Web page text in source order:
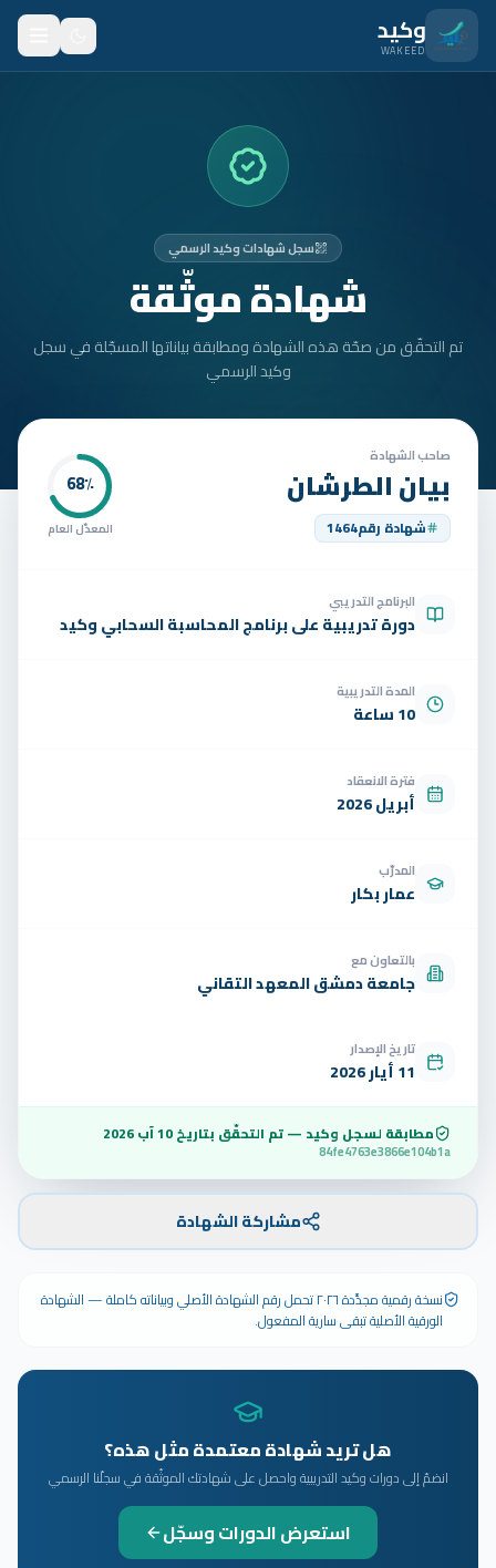
انتقل للمحتوى الرئيسي
وكيد
WAKEED
المتدربون
الأمان
تواصل
الوظائف
سجل شهادات وكيد الرسمي
شهادة موثّقة
تم التحقّق من صحّة هذه الشهادة ومطابقة بياناتها المسجّلة في سجل
وكيد الرسمي
صاحب الشهادة
بيان الطرشان
شهادة رقم1464
68٪
المعدّل العام
البرنامج التدريبي
دورة تدريبية على برنامج المحاسبة السحابي وكيد
المدة التدريبية
10 ساعة
فترة الانعقاد
أبريل 2026
المدرّب
عمار بكار
بالتعاون مع
جامعة دمشق المعهد التقاني
تاريخ الإصدار
11 أيار 2026
مطابقة لسجل وكيد — تم التحقّق بتاريخ10 آب 2026
84fe4763e3866e104b1a
مشاركة الشهادة
نسخة رقمية مجدَّدة ٢٠٢٦ تحمل رقم الشهادة الأصلي وبياناته كاملة — الشهادة
الورقية الأصلية تبقى سارية المفعول.
هل تريد شهادة معتمدة مثل هذه؟
انضمّ إلى دورات وكيد التدريبية واحصل على شهادتك الموثّقة في سجلّنا الرسمي
استعرض الدورات وسجّل